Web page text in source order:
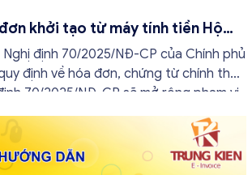
khởi tạo từ máy tính tiền Hộ
7/2025
Nghị định 70/2025/NĐ-CP của Chính phủ
định về hóa đơn, chứng từ chính thức
70/2025/NĐ-CP sẽ mở rộng phạm vi
tử trong đó có hóa đơn điện tử khởi
và thay đổi cách tiếp cận quản lý thuế
hơn.